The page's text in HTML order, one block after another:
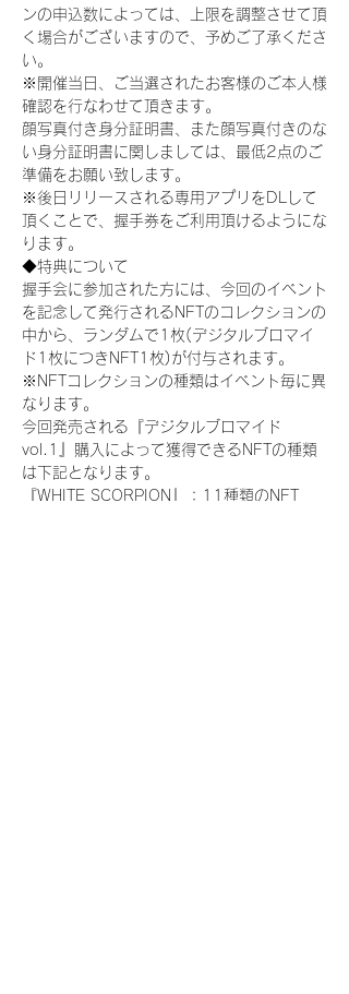
ンの申込数によっては、上限を調整させて頂
く場合がございますので、予めご了承くださ
い。
※開催当日、ご当選されたお客様のご本人様
確認を行なわせて頂きます。
顔写真付き身分証明書、また顔写真付きのな
い身分証明書に関しましては、最低2点のご
準備をお願い致します。
※後日リリースされる専用アプリをDLして
頂くことで、握手券をご利用頂けるようにな
ります。
◆特典について
握手会に参加された方には、今回のイベント
を記念して発行されるNFTのコレクションの
中から、ランダムで1枚(デジタルブロマイ
ド1枚につきNFT1枚)が付与されます。
※NFTコレクションの種類はイベント毎に異
なります。
今回発売される『デジタルブロマイド
vol.1』購入によって獲得できるNFTの種類
は下記となります。
『WHITE SCORPION』：11種類のNFT